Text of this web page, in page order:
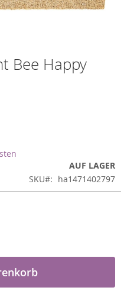
Bee Happy
AUF LAGER
SKU
ha1471402797